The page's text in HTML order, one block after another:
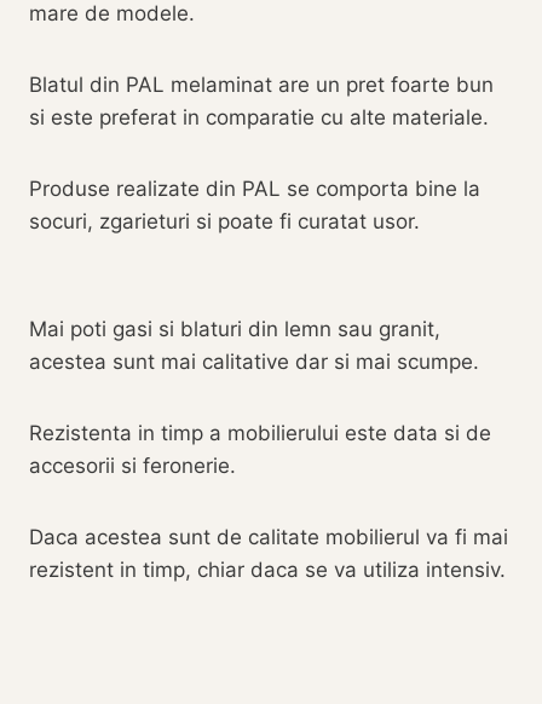
mare de modele.
Blatul din PAL melaminat are un pret foarte bun
si este preferat in comparatie cu alte materiale.
Produse realizate din PAL se comporta bine la
socuri, zgarieturi si poate fi curatat usor.
Mai poti gasi si blaturi din lemn sau granit,
acestea sunt mai calitative dar si mai scumpe.
Rezistenta in timp a mobilierului este data si de
accesorii si feronerie.
Daca acestea sunt de calitate mobilierul va fi mai
rezistent in timp, chiar daca se va utiliza intensiv.